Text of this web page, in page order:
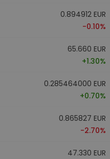
0.894912 EUR
-0.10%
65.660 EUR
+1.30%
0.285464000 EUR
+0.70%
0.865827 EUR
-2.70%
47.330 EUR